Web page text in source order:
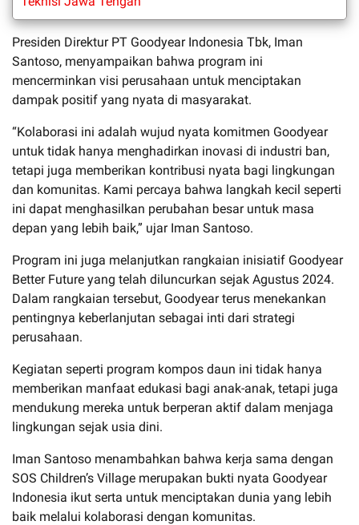
Presiden Direktur PT Goodyear Indonesia Tbk, Iman
Santoso, menyampaikan bahwa program ini
mencerminkan visi perusahaan untuk menciptakan
dampak positif yang nyata di masyarakat.
“Kolaborasi ini adalah wujud nyata komitmen Goodyear
untuk tidak hanya menghadirkan inovasi di industri ban,
tetapi juga memberikan kontribusi nyata bagi lingkungan
dan komunitas. Kami percaya bahwa langkah kecil seperti
ini dapat menghasilkan perubahan besar untuk masa
depan yang lebih baik,” ujar Iman Santoso.
Program ini juga melanjutkan rangkaian inisiatif Goodyear
Better Future yang telah diluncurkan sejak Agustus 2024.
Dalam rangkaian tersebut, Goodyear terus menekankan
pentingnya keberlanjutan sebagai inti dari strategi
perusahaan.
Kegiatan seperti program kompos daun ini tidak hanya
memberikan manfaat edukasi bagi anak-anak, tetapi juga
mendukung mereka untuk berperan aktif dalam menjaga
lingkungan sejak usia dini.
Iman Santoso menambahkan bahwa kerja sama dengan
SOS Children’s Village merupakan bukti nyata Goodyear
Indonesia ikut serta untuk menciptakan dunia yang lebih
baik melalui kolaborasi dengan komunitas.